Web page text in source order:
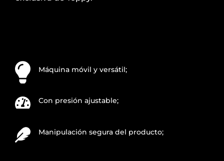
Máquina móvil y versátil;
Con presión ajustable;
Manipulación segura del producto;